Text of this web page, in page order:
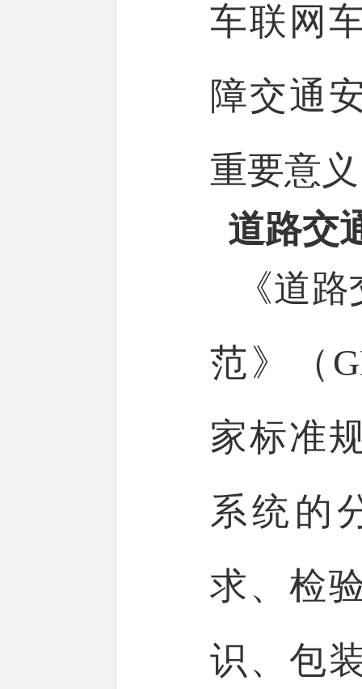
车联网
障交通
重要意
道路交
《道
范》（
家标准
系统的
求、检
识、包